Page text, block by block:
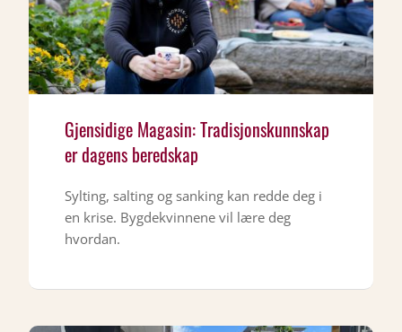
Gjensidige Magasin: Tradisjonskunnskap
er dagens beredskap
Sylting, salting og sanking kan redde deg i
en krise. Bygdekvinnene vil lære deg
hvordan.